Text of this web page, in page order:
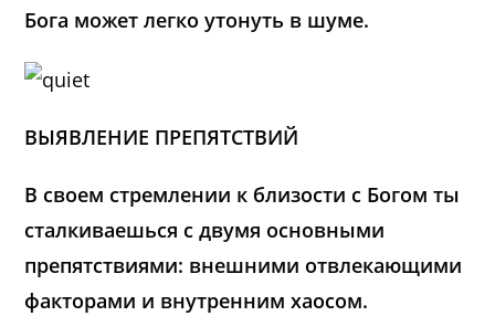
Бога может легко утонуть в шуме.
ВЫЯВЛЕНИЕ ПРЕПЯТСТВИЙ
В своем стремлении к близости с Богом ты
сталкиваешься с двумя основными
препятствиями: внешними отвлекающими
факторами и внутренним хаосом.